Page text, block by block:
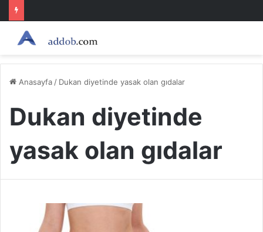
Anasayfa / Dukan diyetinde yasak olan gıdalar
Dukan diyetinde
yasak olan gıdalar